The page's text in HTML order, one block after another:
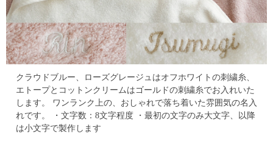
クラウドブルー、ローズグレージュはオフホワイトの刺繍糸、
エトープとコットンクリームはゴールドの刺繍糸でお入れいた
します。
ワンランク上の、おしゃれで落ち着いた雰囲気の名入
れです。
・文字数：8文字程度 ・最初の文字のみ大文字、以降
は小文字で製作します